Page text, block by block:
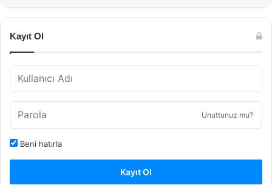
Kayıt Ol
Unuttunuz mu?
Beni hatırla
Kayıt Ol